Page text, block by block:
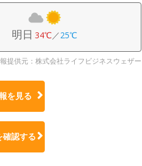
明日 34℃／25℃
提供元：株式会社ライフビジネスウェザー
を見る
確認する